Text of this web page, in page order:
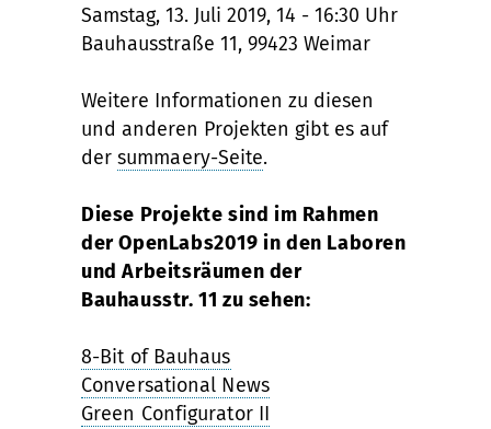
Samstag, 13. Juli 2019, 14 - 16:30 Uhr
Bauhausstraße 11, 99423 Weimar
Weitere Informationen zu diesen
und anderen Projekten gibt es auf
der summaery-Seite.
Diese Projekte sind im Rahmen
der OpenLabs2019 in den Laboren
und Arbeitsräumen der
Bauhausstr. 11 zu sehen:
8-Bit of Bauhaus
Conversational News
Green Configurator II